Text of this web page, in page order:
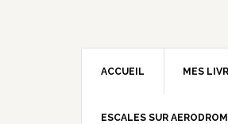
ACCUEIL MES
ESCALES SUR